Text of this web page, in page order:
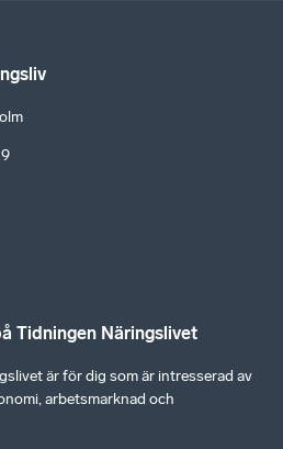
Tidningen Näringslivet
är för dig som är intresserad av
arbetsmarknad och